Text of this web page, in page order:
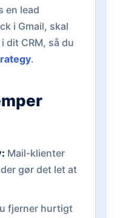
en lead
i Gmail, skal
dit CRM, så du
.
Mail-klienter
gør det let at
fjerner hurtigt